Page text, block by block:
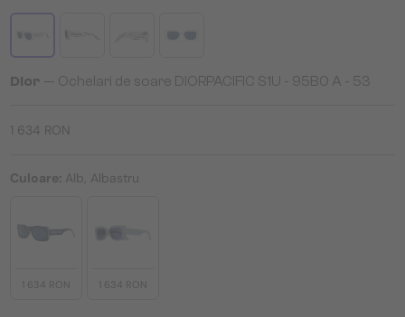
Dior — Ochelari de soare DIORPACIFIC S1U - 95B0 A - 53
1 634 RON
Culoare: Alb, Albastru
1 634 RON 1 634 RON